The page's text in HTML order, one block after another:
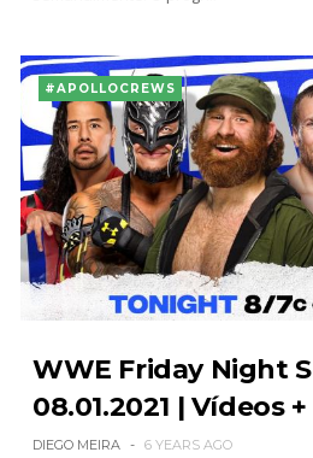
#APOLLOCREWS
WWE Friday Night
08.01.2021 | Vídeos
DIEGO MEIRA 6 YEARS AGO